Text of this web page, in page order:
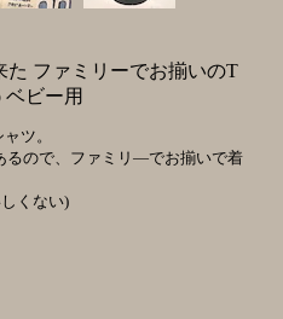
た ファミリーでお揃いのT
ベビー用
ツ。
るので、ファミリ―でお揃いで着
くない)